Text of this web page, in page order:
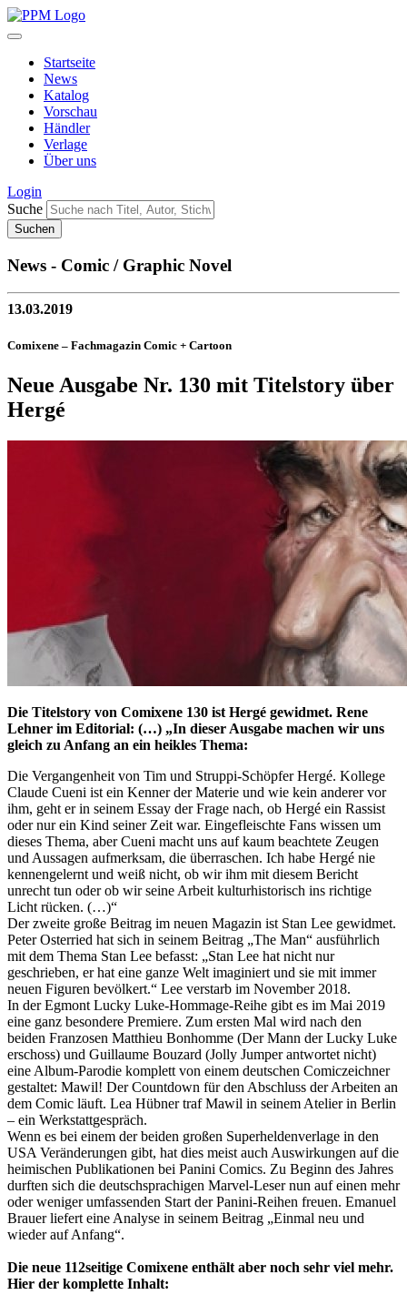
Startseite
News
Katalog
Vorschau
Händler
Verlage
Über uns
Login
Suche
News - Comic / Graphic Novel
13.03.2019
Comixene – Fachmagazin Comic + Cartoon
Neue Ausgabe Nr. 130 mit Titelstory über
Hergé
Die Titelstory von Comixene 130 ist Hergé gewidmet. Rene
Lehner im Editorial: (…) „In dieser Ausgabe machen wir uns
gleich zu Anfang an ein heikles Thema:
Die Vergangenheit von Tim und Struppi-Schöpfer Hergé. Kollege
Claude Cueni ist ein Kenner der Materie und wie kein anderer vor
ihm, geht er in seinem Essay der Frage nach, ob Hergé ein Rassist
oder nur ein Kind seiner Zeit war. Eingefleischte Fans wissen um
dieses Thema, aber Cueni macht uns auf kaum beachtete Zeugen
und Aussagen aufmerksam, die überraschen. Ich habe Hergé nie
kennengelernt und weiß nicht, ob wir ihm mit diesem Bericht
unrecht tun oder ob wir seine Arbeit kulturhistorisch ins richtige
Licht rücken. (…)“
Der zweite große Beitrag im neuen Magazin ist Stan Lee gewidmet.
Peter Osterried hat sich in seinem Beitrag „The Man“ ausführlich
mit dem Thema Stan Lee befasst: „Stan Lee hat nicht nur
geschrieben, er hat eine ganze Welt imaginiert und sie mit immer
neuen Figuren bevölkert.“ Lee verstarb im November 2018.
In der Egmont Lucky Luke-Hommage-Reihe gibt es im Mai 2019
eine ganz besondere Premiere. Zum ersten Mal wird nach den
beiden Franzosen Matthieu Bonhomme (Der Mann der Lucky Luke
erschoss) und Guillaume Bouzard (Jolly Jumper antwortet nicht)
eine Album-Parodie komplett von einem deutschen Comiczeichner
gestaltet: Mawil! Der Countdown für den Abschluss der Arbeiten an
dem Comic läuft. Lea Hübner traf Mawil in seinem Atelier in Berlin
– ein Werkstattgespräch.
Wenn es bei einem der beiden großen Superheldenverlage in den
USA Veränderungen gibt, hat dies meist auch Auswirkungen auf die
heimischen Publikationen bei Panini Comics. Zu Beginn des Jahres
durften sich die deutschsprachigen Marvel-Leser nun auf einen mehr
oder weniger umfassenden Start der Panini-Reihen freuen. Emanuel
Brauer liefert eine Analyse in seinem Beitrag „Einmal neu und
wieder auf Anfang“.
Die neue 112seitige Comixene enthält aber noch sehr viel mehr.
Hier der komplette Inhalt: